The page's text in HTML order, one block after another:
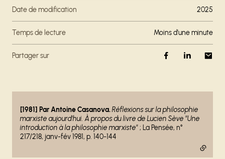
Date de modification 2025
Temps de lecture moins d'une minute
Partager sur
- lien externe
[1981] Par Antoine Casanova.Réflexions sur la philosophie
marxiste aujourd'hui. À propos du livre de Lucien Sève "Une
introduction à la philosophie marxiste"; La Pensée, n°
217/218, janv-fév 1981, p. 140-144